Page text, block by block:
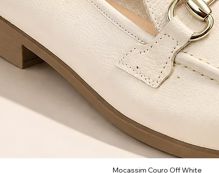
Visualização rápida
Mocassim Couro Off White